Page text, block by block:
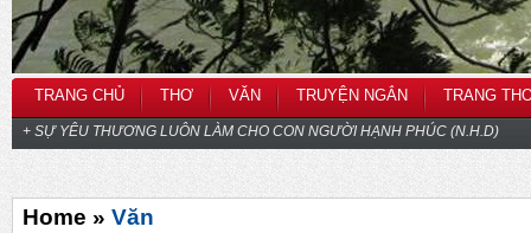
TRANG CHỦ THƠ VĂN TRUYỆN NGẮN TRANG
+ SỰ YÊU THƯƠNG LUÔN LÀM CHO CON NGƯỜI HẠNH PHÚC (N.H.D)
Home » Văn